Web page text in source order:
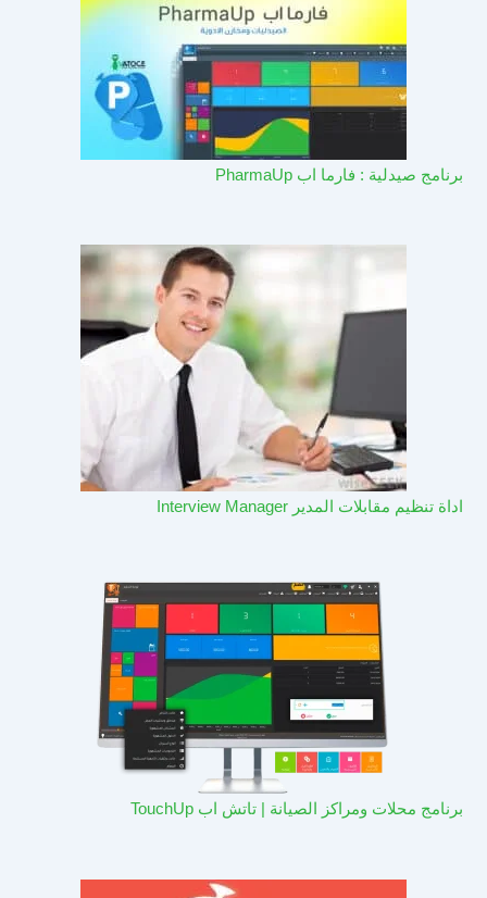
برنامج صيدلية : فارما اب PharmaUp​
اداة تنظيم مقابلات المدير Interview Manager
برنامج محلات ومراكز الصيانة | تاتش اب TouchUp